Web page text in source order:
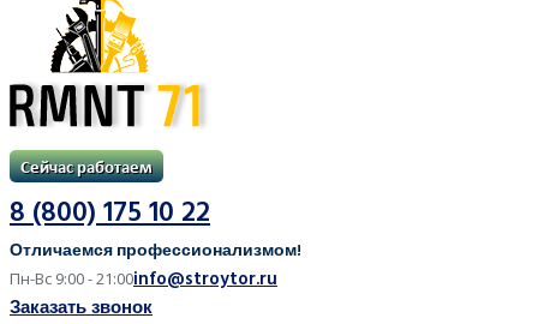
8 (800) 175 10 22
Отличаемся профессионализмом!
Пн-Вс 9:00 - 21:00info@stroytor.ru
Заказать звонок